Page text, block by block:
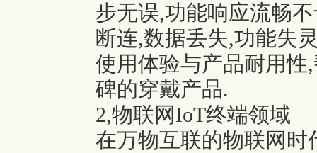
步无误,功能响应流畅
断连,数据丢失,功能失
使用体验与产品耐用
碑的穿戴产品.
2,物联网IoT终端领域
在万物互联的物联网